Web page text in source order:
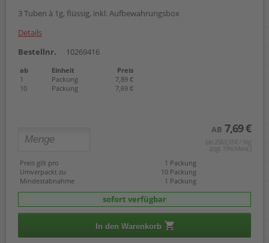
3 Tuben à 1g, flüssig, inkl. Aufbewahrungsbox
Details
Bestellnr.
10269416
ab Einheit
Preis
1
Packung
7,89 €
10
Packung 7,69 €
AB 7,69 €
(ab 2563,33 € / 1kg
(zzgl. 19% Mwst.)
Preis gilt pro
1 Packung
Umverpackt zu
10 Packung
Mindestabnahme
1 Packung
sofort verfügbar
In den Warenkorb